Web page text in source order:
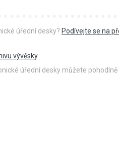
úřední desky? Podívejte se na
vývěsky.
úřední desky můžete